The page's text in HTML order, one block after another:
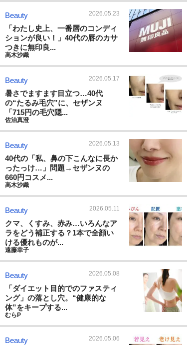
Beauty 2026.05.23
「わたし史上、一番唇のコンディ
ションが良い！」40代の唇のカサ
つきに無印良...
高木沙織
Beauty 2026.05.17
暑さでますます目立つ…40代
の“たるみ毛穴”に、セザンヌ
「715円の毛穴隠...
佐治真澄
Beauty 2026.05.13
40代の「私、鼻の下こんなに長か
ったっけ…」問題→セザンヌの
660円コスメ...
高木沙織
Beauty 2026.05.11
クマ、くすみ、赤み…いろんなア
ラをどう補正する？1本で全顔い
ける優れものが...
遠藤幸子
Beauty 2026.05.08
「ダイエット目的でのファスティ
ング」の落とし穴。“健康的な
体”をキープする...
むらP
Beauty 2026.05.06